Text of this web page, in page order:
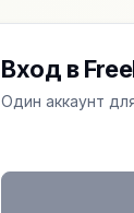
Вход в
Один аккаунт